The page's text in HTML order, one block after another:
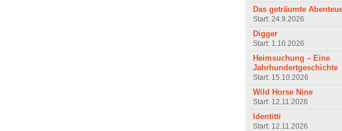
Das geträumte
Start: 24.9.2026
Digger
Start: 1.10.2026
Heimsuchung – Eine
Jahrhundertgeschichte
Start: 15.10.2026
Wild Horse Nine
Start: 12.11.2026
Identitti
Start: 12.11.2026